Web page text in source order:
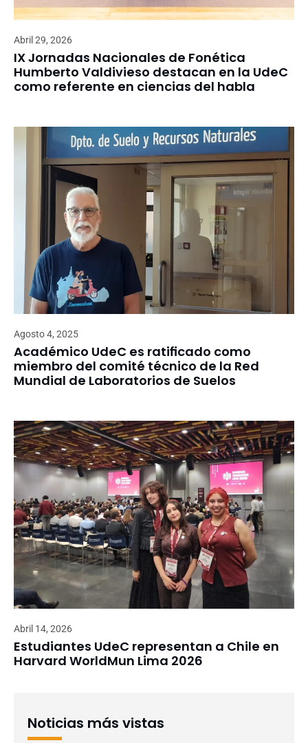
Abril 29, 2026
IX Jornadas Nacionales de Fonética
Humberto Valdivieso destacan en la UdeC
como referente en ciencias del habla
Agosto 4, 2025
Académico UdeC es ratificado como
miembro del comité técnico de la Red
Mundial de Laboratorios de Suelos
Abril 14, 2026
Estudiantes UdeC representan a Chile en
Harvard WorldMun Lima 2026
Noticias más vistas